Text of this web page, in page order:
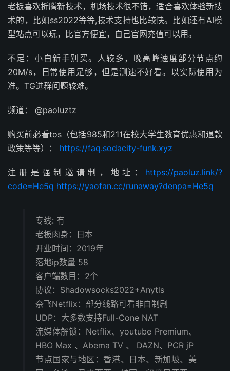
老板喜欢折腾新技术，机场技术很不错，适合喜欢体验新技
术的，比如ss2022等等,技术支持也比较快。比如还有AI模
型站点可以玩，比官方便宜，自己官网充值可以用。
不足：小白新手别买。人较多，晚高峰速度部分节点约
20M/s，日常使用足够，但是测速不好看。以实际使用为
准。TG进群问题较难。
频道： @paoluztz
购买前必看tos（包括985和211在校大学生教育优惠和退款
政策等等）： https://faq.sodacity-funk.xyz
注册是强制邀请制，地址： https://paoluz.link/?
code=He5q https://yaofan.cc/runaway?denpa=He5q
专线: 有
老板肉身：日本
开业时间：2019年
落地ip数量 58
客户端数目：2个
协议：Shadowsocks2022+Anytls
奈飞Netflix：部分线路可看非自制剧
UDP：大多数支持Full-Cone NAT
流媒体解锁：Netflix、youtube Premium、
HBO Max 、Abema TV 、 DAZN、PCR jP
节点国家与地区：香港、日本、新加坡、美